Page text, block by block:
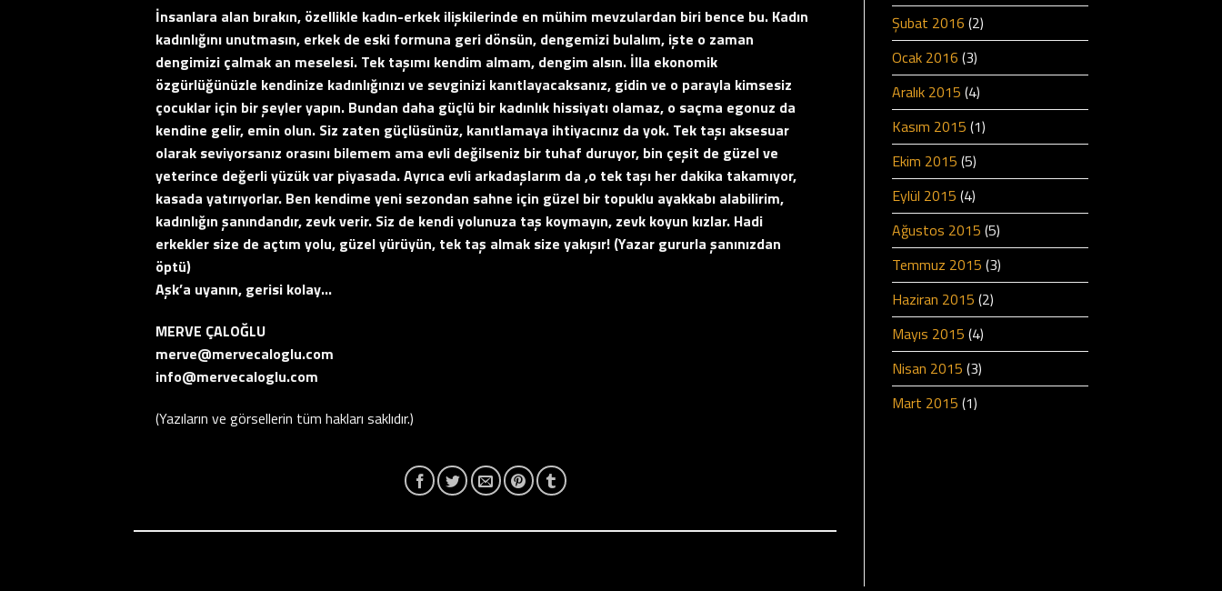
İnsanlara alan bırakın, özellikle kadın-erkek ilişkilerinde en mühim mevzulardan biri bence bu. Kadın
kadınlığını unutmasın, erkek de eski formuna geri dönsün, dengemizi bulalım, işte o zaman
dengimizi çalmak an meselesi. Tek taşımı kendim almam, dengim alsın. İlla ekonomik
özgürlüğünüzle kendinize kadınlığınızı ve sevginizi kanıtlayacaksanız, gidin ve o parayla kimsesiz
çocuklar için bir şeyler yapın. Bundan daha güçlü bir kadınlık hissiyatı olamaz, o saçma egonuz da
kendine gelir, emin olun. Siz zaten güçlüsünüz, kanıtlamaya ihtiyacınız da yok. Tek taşı aksesuar
olarak seviyorsanız orasını bilemem ama evli değilseniz bir tuhaf duruyor, bin çeşit de güzel ve
yeterince değerli yüzük var piyasada. Ayrıca evli arkadaşlarım da ,o tek taşı her dakika takamıyor,
kasada yatırıyorlar. Ben kendime yeni sezondan sahne için güzel bir topuklu ayakkabı alabilirim,
kadınlığın şanındandır, zevk verir. Siz de kendi yolunuza taş koymayın, zevk koyun kızlar. Hadi
erkekler size de açtım yolu, güzel yürüyün, tek taş almak size yakışır! (Yazar gururla şanınızdan
öptü)
Aşk’a uyanın, gerisi kolay…
MERVE ÇALOĞLU
merve@mervecaloglu.com
info@mervecaloglu.com
(Yazıların ve görsellerin tüm hakları saklıdır.)
Şubat 2016 (2)
Ocak 2016 (3)
Aralık 2015 (4)
Kasım 2015 (1)
Ekim 2015 (5)
Eylül 2015 (4)
Ağustos 2015 (5)
Temmuz 2015 (3)
Haziran 2015 (2)
Mayıs 2015 (4)
Nisan 2015 (3)
Mart 2015 (1)